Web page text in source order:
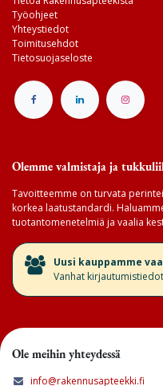
Työohjeet
Yhteystiedot
Toimitusehdot
Tietosuojaseloste
Olemme valmistaja ja
Tavoitteemme on turvata
korkea laatustandardi.
tuotantomenetelmiä ja vaalia
​Uusi kauppamme
Vanhat
Ole meihin yhteydessä
info@rakennusapteekki.fi